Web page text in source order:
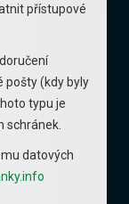
přístupové
pošty (kdy byly
typu je
schránek.
datových